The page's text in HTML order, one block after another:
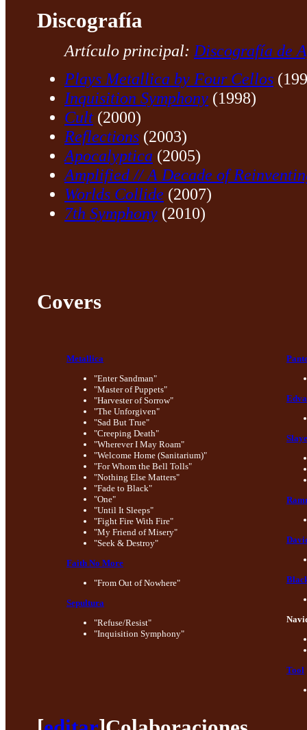
Discografía
Artículo principal: Discografía de
Plays Metallica by Four Cellos
Inquisition Symphony (1998)
Cult (2000)
Reflections (2003)
Apocalyptica (2005)
Amplified // A Decade of
Worlds Collide (2007)
7th Symphony (2010)
Covers
Metallica
"Enter Sandman"
"Master of Puppets"
"Harvester of Sorrow"
"The Unforgiven"
"Sad But True"
"Creeping Death"
"Wherever I May Roam"
"Welcome Home (Sanitarium)"
"For Whom the Bell Tolls"
"Nothing Else Matters"
"Fade to Black"
"One"
"Until It Sleeps"
"Fight Fire With Fire"
"My Friend of Misery"
"Seek & Destroy"
Faith No More
"From Out of Nowhere"
Sepultura
"Refuse/Resist"
"Inquisition Symphony"
Tool